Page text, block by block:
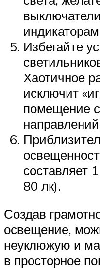
Избегайте
Хаотичное
исключит
помещение
составляет
80 лк).
Создав
освещение,
неуклюжую и
в просторное